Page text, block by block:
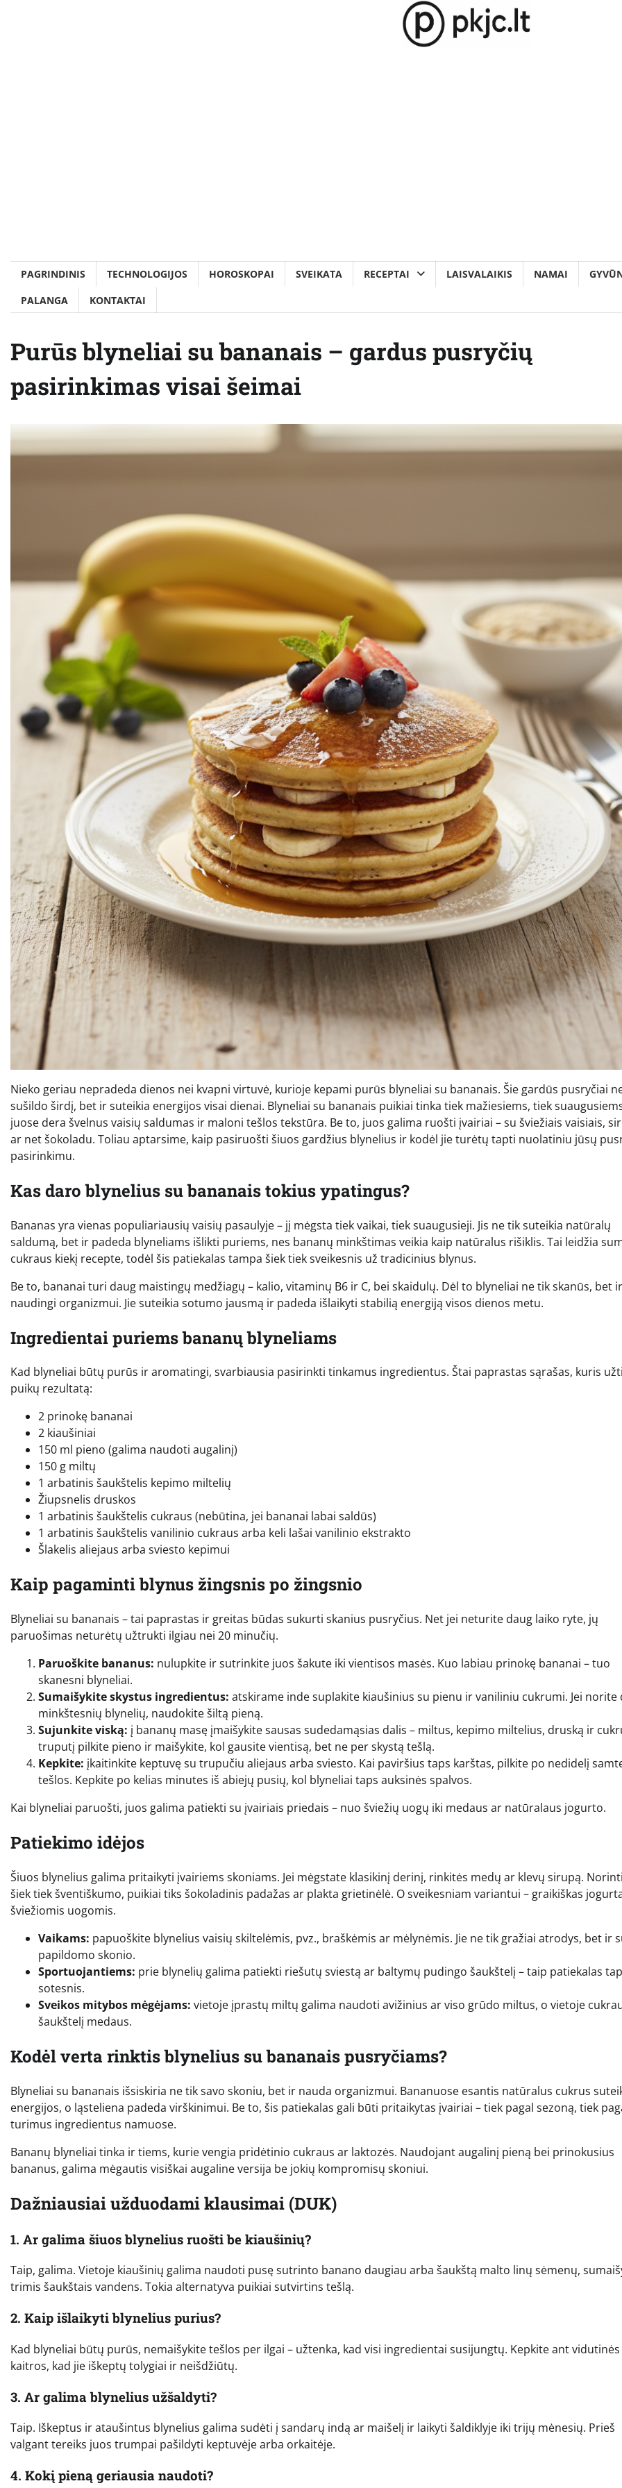
PAGRINDINIS TECHNOLOGIJOS HOROSKOPAI SVEIKATA RECEPTAI LAISVALAIKIS NAMAI
PALANGA
KONTAKTAI
Purūs blyneliai su bananais – gardus pusryčių
pasirinkimas visai šeimai
Nieko geriau nepradeda dienos nei kvapni virtuvė, kurioje kepami purūs blyneliai su bananais. Šie gardūs pusryčiai
sušildo širdį, bet ir suteikia energijos visai dienai. Blyneliai su bananais puikiai tinka tiek mažiesiems, tiek
juose dera švelnus vaisių saldumas ir maloni tešlos tekstūra. Be to, juos galima ruošti įvairiai – su šviežiais vaisiais,
ar net šokoladu. Toliau aptarsime, kaip pasiruošti šiuos gardžius blynelius ir kodėl jie turėtų tapti nuolatiniu jūsų
pasirinkimu.
Kas daro blynelius su bananais tokius ypatingus?
Bananas yra vienas populiariausių vaisių pasaulyje – jį mėgsta tiek vaikai, tiek suaugusieji. Jis ne tik suteikia natūralų
saldumą, bet ir padeda blyneliams išlikti puriems, nes bananų minkštimas veikia kaip natūralus rišiklis. Tai leidžia
cukraus kiekį recepte, todėl šis patiekalas tampa šiek tiek sveikesnis už tradicinius blynus.
Be to, bananai turi daug maistingų medžiagų – kalio, vitaminų B6 ir C, bei skaidulų. Dėl to blyneliai ne tik skanūs, bet ir
naudingi organizmui. Jie suteikia sotumo jausmą ir padeda išlaikyti stabilią energiją visos dienos metu.
Ingredientai puriems bananų blyneliams
Kad blyneliai būtų purūs ir aromatingi, svarbiausia pasirinkti tinkamus ingredientus. Štai paprastas sąrašas, kuris
puikų rezultatą:
2 prinokę bananai
2 kiaušiniai
150 ml pieno (galima naudoti augalinį)
150 g miltų
1 arbatinis šaukštelis kepimo miltelių
Žiupsnelis druskos
1 arbatinis šaukštelis cukraus (nebūtina, jei bananai labai saldūs)
1 arbatinis šaukštelis vanilinio cukraus arba keli lašai vanilinio ekstrakto
Šlakelis aliejaus arba sviesto kepimui
Kaip pagaminti blynus žingsnis po žingsnio
Blyneliai su bananais – tai paprastas ir greitas būdas sukurti skanius pusryčius. Net jei neturite daug laiko ryte, jų
paruošimas neturėtų užtrukti ilgiau nei 20 minučių.
Paruoškite bananus: nulupkite ir sutrinkite juos šakute iki vientisos masės. Kuo labiau prinokę bananai – tuo
skanesni blyneliai.
Sumaišykite skystus ingredientus: atskirame inde suplakite kiaušinius su pienu ir vaniliniu cukrumi. Jei norite
minkštesnių blynelių, naudokite šiltą pieną.
Sujunkite viską: į bananų masę įmaišykite sausas sudedamąsias dalis – miltus, kepimo miltelius, druską ir
truputį pilkite pieno ir maišykite, kol gausite vientisą, bet ne per skystą tešlą.
Kepkite: įkaitinkite keptuvę su trupučiu aliejaus arba sviesto. Kai paviršius taps karštas, pilkite po nedidelį
tešlos. Kepkite po kelias minutes iš abiejų pusių, kol blyneliai taps auksinės spalvos.
Kai blyneliai paruošti, juos galima patiekti su įvairiais priedais – nuo šviežių uogų iki medaus ar natūralaus jogurto.
Patiekimo idėjos
Šiuos blynelius galima pritaikyti įvairiems skoniams. Jei mėgstate klasikinį derinį, rinkitės medų ar klevų sirupą.
šiek tiek šventiškumo, puikiai tiks šokoladinis padažas ar plakta grietinėlė. O sveikesniam variantui – graikiškas
šviežiomis uogomis.
Vaikams: papuoškite blynelius vaisių skiltelėmis, pvz., braškėmis ar mėlynėmis. Jie ne tik gražiai atrodys, bet ir
papildomo skonio.
Sportuojantiems: prie blynelių galima patiekti riešutų sviestą ar baltymų pudingo šaukštelį – taip patiekalas
sotesnis.
Sveikos mitybos mėgėjams: vietoje įprastų miltų galima naudoti avižinius ar viso grūdo miltus, o vietoje
šaukštelį medaus.
Kodėl verta rinktis blynelius su bananais pusryčiams?
Blyneliai su bananais išsiskiria ne tik savo skoniu, bet ir nauda organizmui. Bananuose esantis natūralus cukrus
energijos, o ląsteliena padeda virškinimui. Be to, šis patiekalas gali būti pritaikytas įvairiai – tiek pagal sezoną, tiek
turimus ingredientus namuose.
Bananų blyneliai tinka ir tiems, kurie vengia pridėtinio cukraus ar laktozės. Naudojant augalinį pieną bei prinokusius
bananus, galima mėgautis visiškai augaline versija be jokių kompromisų skoniui.
Dažniausiai užduodami klausimai (DUK)
1. Ar galima šiuos blynelius ruošti be kiaušinių?
Taip, galima. Vietoje kiaušinių galima naudoti pusę sutrinto banano daugiau arba šaukštą malto linų sėmenų,
trimis šaukštais vandens. Tokia alternatyva puikiai sutvirtins tešlą.
2. Kaip išlaikyti blynelius purius?
Kad blyneliai būtų purūs, nemaišykite tešlos per ilgai – užtenka, kad visi ingredientai susijungtų. Kepkite ant vidutinės
kaitros, kad jie iškeptų tolygiai ir neišdžiūtų.
3. Ar galima blynelius užšaldyti?
Taip. Iškeptus ir ataušintus blynelius galima sudėti į sandarų indą ar maišelį ir laikyti šaldiklyje iki trijų mėnesių. Prieš
valgant tereiks juos trumpai pašildyti keptuvėje arba orkaitėje.
4. Kokį pieną geriausia naudoti?